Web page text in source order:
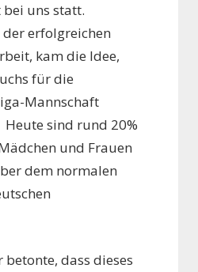
uns statt.
erfolgreichen
kam die Idee,
für die
Mannschaft
sind rund 20%
und Frauen
dem normalen
dass dieses